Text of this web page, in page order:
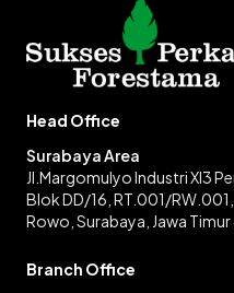
Head Office
Surabaya Area
Jl.Margomulyo Industri XI3
Blok DD/16, RT.001/
Rowo, Surabaya, Jawa
Branch Office